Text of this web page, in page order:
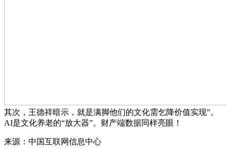
其次，王德祥暗示，就是满脚他们的文化需乞降价值实现”。
AI是文化养老的“放大器”。财产端数据同样亮眼！
来源：中国互联网信息中心